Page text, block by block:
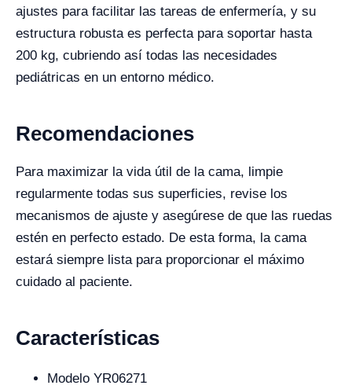
ajustes para facilitar las tareas de enfermería, y su
estructura robusta es perfecta para soportar hasta
200 kg, cubriendo así todas las necesidades
pediátricas en un entorno médico.
Recomendaciones
Para maximizar la vida útil de la cama, limpie
regularmente todas sus superficies, revise los
mecanismos de ajuste y asegúrese de que las ruedas
estén en perfecto estado. De esta forma, la cama
estará siempre lista para proporcionar el máximo
cuidado al paciente.
Características
Modelo YR06271